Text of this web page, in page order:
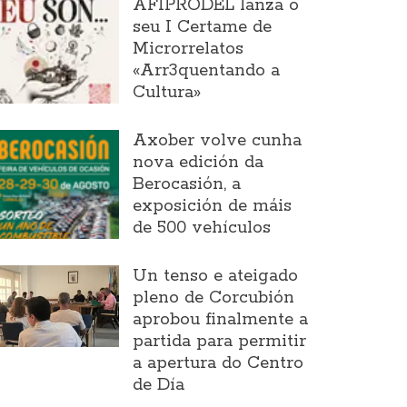
AFIPRODEL lanza o
seu I Certame de
Microrrelatos
«Arr3quentando a
Cultura»
Axober volve cunha
nova edición da
Berocasión, a
exposición de máis
de 500 vehículos
Un tenso e ateigado
pleno de Corcubión
aprobou finalmente a
partida para permitir
a apertura do Centro
de Día